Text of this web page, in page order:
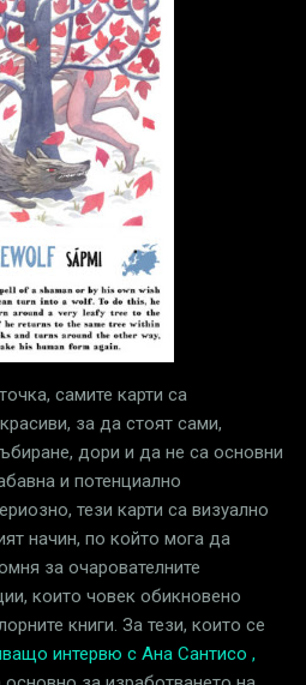
самите карти са
за да стоят сами,
дори и да не са основни
и потенциално
тези карти са визуално
начин, по който мога да
за очарователните
които човек обикновено
книги. За тези, които се
интервю с Ана Сантисо ,